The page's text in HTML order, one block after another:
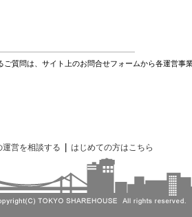
質問は、サイト上のお問合せフォームから各運営事
運営を相談する はじめての方はこちら